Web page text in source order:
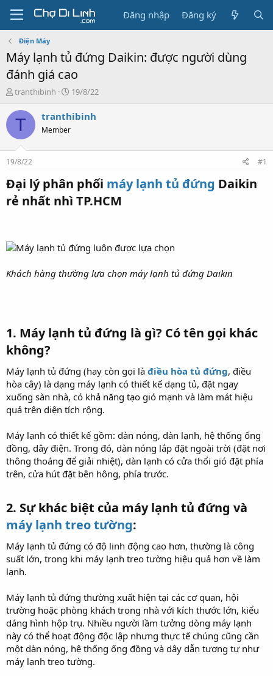
Đăng nhập Đăng ký
Điện Máy
Máy lạnh tủ đứng Daikin: được người dùng
đánh giá cao
T
r
a
s
t
a
r
t
tranthibinh
N
à
19/8/22
T tranthibinh
Member
19/8/22 #1
Đại lý phân phối máy lạnh tủ đứng Daikin
rẻ nhất nhì TP.HCM​
Khách hàng thường lựa chọn máy lạnh tủ đứng Daikin
1. Máy lạnh tủ đứng là gì? Có tên gọi khác
không?​
Máy lạnh tủ đứng (hay còn gọi là điều hòa tủ đứng, điều
hòa cây) là dạng máy lạnh có thiết kế dạng tủ, đặt ngay
xuống sàn nhà, có khả năng tạo gió mạnh và làm mát hiệu
quả trên diện tích rộng.
Máy lạnh có thiết kế gồm: dàn nóng, dàn lạnh, hệ thống ống
đồng, dây điện. Trong đó, dàn nóng lắp đặt ngoài trời (đặt nơi
thông thoáng để giải nhiệt), dàn lạnh có cửa thổi gió đặt phía
trên, cửa hút đặt bên hông, phía trước.
2. Sự khác biệt của máy lạnh tủ đứng và
máy lạnh treo tường:​
Máy lạnh tủ đứng có độ linh động cao hơn, thường là công
suất lớn, trong khi máy lạnh treo tường hiệu quả hơn về làm
lạnh.
Máy lạnh tủ đứng thường xuất hiện tại các cơ quan, hội
trường hoặc phòng khách trong nhà với kích thước lớn, kiểu
dáng hình hộp trụ. Nhiều người lầm tưởng dòng máy lạnh
này có thể hoạt động độc lập nhưng thực tế chúng cũng cần
một dàn nóng, hệ thống ống đồng và dây dẫn tương tự như
máy lạnh treo tường.